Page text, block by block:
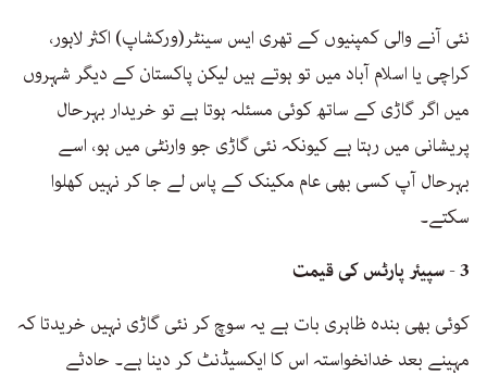
نئی آنے والی کمپنیوں کے تھری ایس سینٹر(ورکشاپ) اکثر لاہور،
کراچی یا اسلام آباد میں تو ہوتے ہیں لیکن پاکستان کے دیگر شہروں
میں اگر گاڑی کے ساتھ کوئی مسئلہ ہوتا ہے تو خریدار بہرحال
پریشانی میں رہتا ہے کیونکہ نئی گاڑی جو وارنٹی میں ہو، اسے
بہرحال آپ کسی بھی عام مکینک کے پاس لے جا کر نہیں کھلوا
سکتے۔
3 - سپیئر پارٹس کی قیمت
کوئی بھی بندہ ظاہری بات ہے یہ سوچ کر نئی گاڑی نہیں خریدتا کہ
مہینے بعد خدانخواستہ اس کا ایکسیڈنٹ کر دینا ہے۔ حادثے